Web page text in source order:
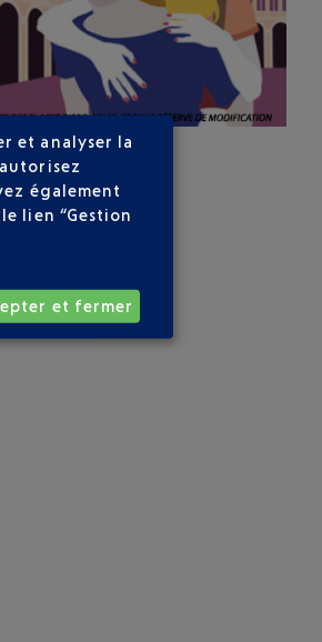
et analyser la
également
lien “Gestion
et fermer